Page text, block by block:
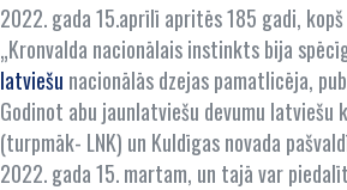
2022. gada 15.aprīlī apritēs 185 gadi,
„Kronvalda nacionālais instinkts bija
latviešu nacionālās dzejas pamatlicēja,
Godinot abu jaunlatviešu devumu latviešu
(turpmāk- LNK) un Kuldīgas novada
2022. gada 15. martam, un tajā var